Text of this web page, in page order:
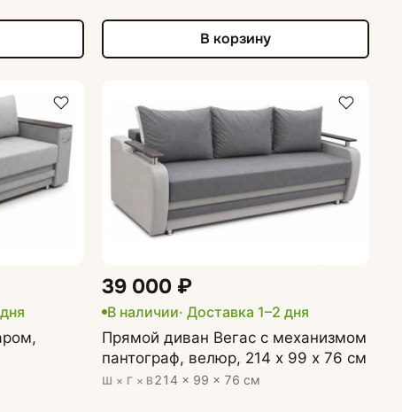
В корзину
39 000 ₽
В наличии· Доставка 1–2 дня
Прямой диван Вегас с механизмом
пантограф, велюр, 214 х 99 х 76 см
Ш × Г × В214 × 99 × 76 см